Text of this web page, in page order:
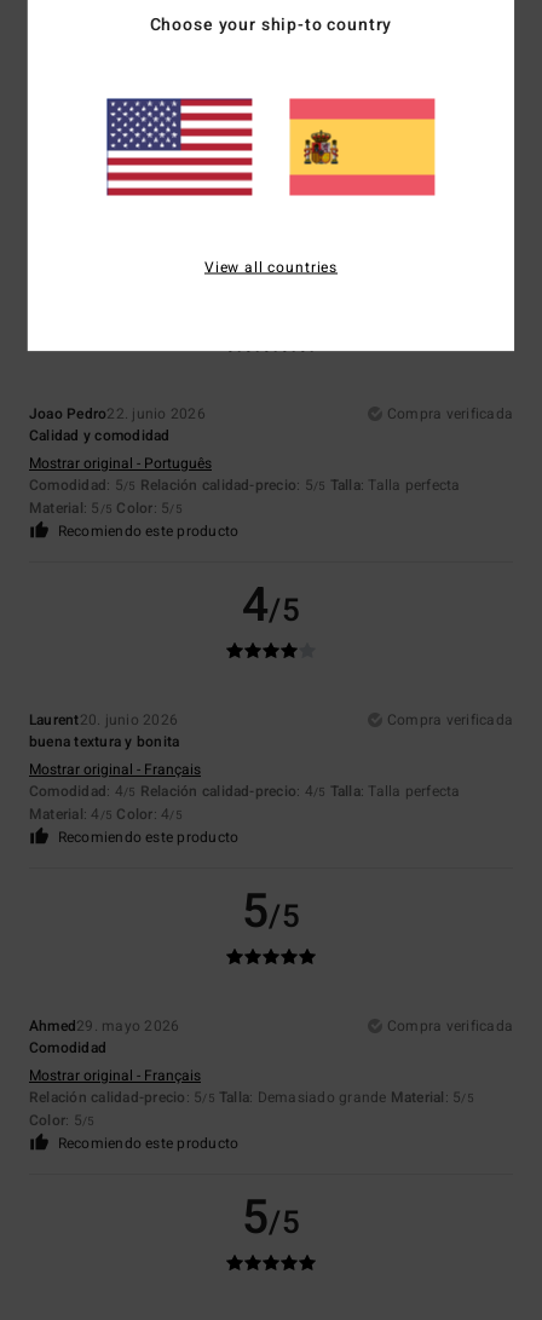
Mi segundo par me ha parecido muy similar al primero en cuanto a
calidad y comodidad.
Mostrar original - Deutsch
Comodidad: 5/5 Relación calidad-precio: 5/5 Talla: Talla perfecta
Color: 5
Joao Pedro22. junio 2026
Compra verificada
Calidad y comodidad
Mostrar original - Português
Comodidad: 5/5 Relación calidad-precio: 5/5 Talla: Talla perfecta
Material: 5 /5 Color: 5/5
Recomiendo este producto
4/5
Laurent20. junio 2026
Compra verificada
buena textura y bonita
Mostrar original - Français
Comodidad: 4/5 Relación calidad-precio: 4/5 Talla: Talla perfecta
Material: 4 /5 Color: 4/5
Recomiendo este producto
5/5
Ahmed29. mayo 2026
Compra verificada
Comodidad
Mostrar original - Français
Relación calidad-precio: 5/5 Talla: Demasiado grande Material: 5/5
Color: 5/5
Recomiendo este producto
5/5
Choose your ship-to country
View all countries